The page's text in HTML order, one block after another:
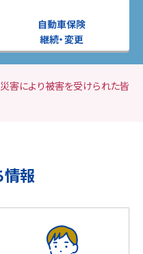
自動車保険
継続・変更
害により被害を受けられた皆
情報